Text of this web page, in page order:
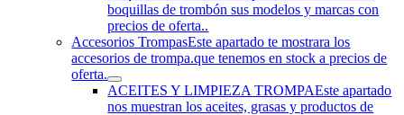
boquillas de trombón sus modelos y marcas con
precios de oferta..
Accesorios TrompasEste apartado te mostrara los
accesorios de trompa.que tenemos en stock a precios de
oferta.
ACEITES Y LIMPIEZA TROMPAEste apartado
nos muestran los aceites, grasas y productos de